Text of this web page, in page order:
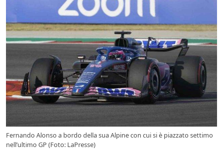
Fernando Alonso a bordo della sua Alpine con cui si è piazzato settimo
nell’ultimo GP (Foto: LaPresse)